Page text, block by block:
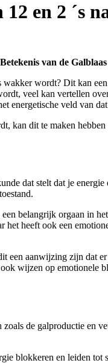
en 2 ´s
van de
wordt? Dit kan
veel kan vertellen
energetische veld van
kan dit te maken
dat stelt dat je
belangrijk orgaan in
heeft ook een
een aanwijzing zijn dat
wijzen op
de galproductie en
blokkeren en leiden